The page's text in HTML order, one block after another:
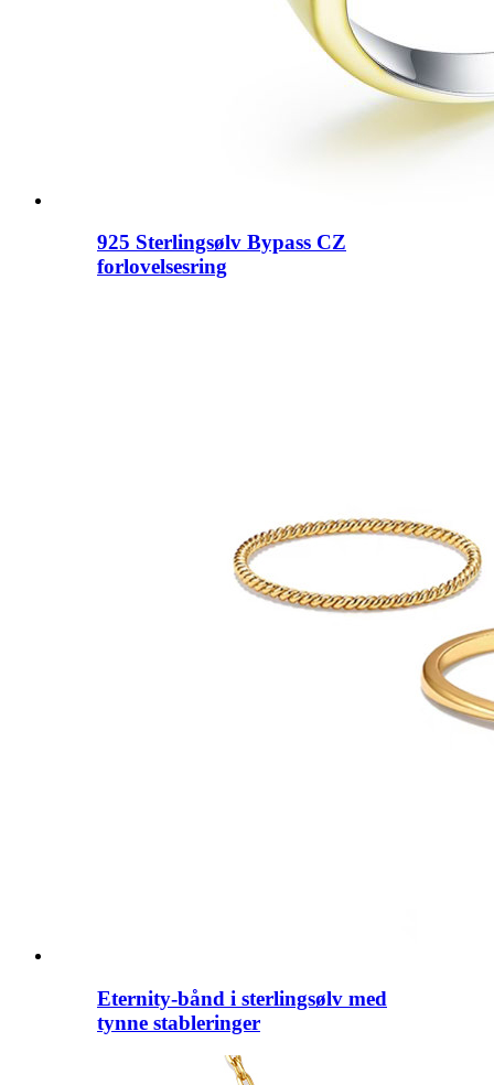
925 Sterlingsølv Bypass CZ
forlovelsesring
Eternity-bånd i sterlingsølv med
tynne stableringer